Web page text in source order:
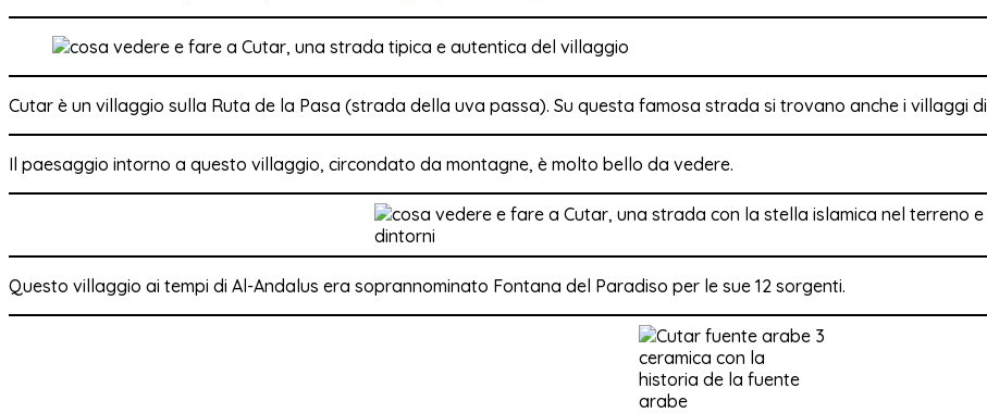
Cutar è un villaggio sulla Ruta de la Pasa (strada della uva passa). Su questa famosa strada si trovano anche i villaggi di
Il paesaggio intorno a questo villaggio, circondato da montagne, è molto bello da vedere.
Questo villaggio ai tempi di Al-Andalus era soprannominato Fontana del Paradiso per le sue 12 sorgenti.
ceramica con la
historia de la fuente
arabe